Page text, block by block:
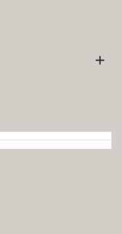
いです。こぼれも傾
本当に楽しみです。
璧でした。